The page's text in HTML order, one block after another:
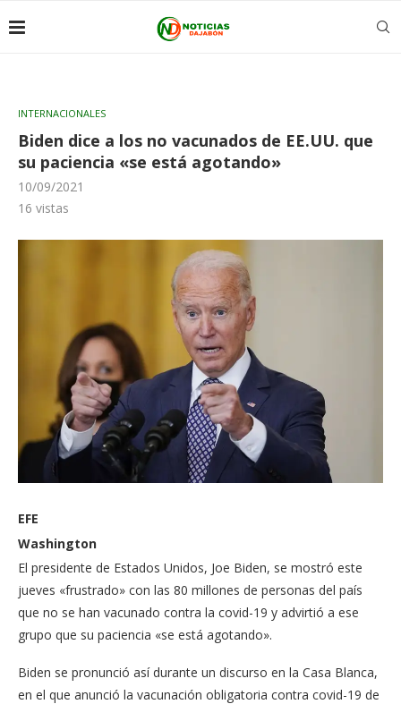
INTERNACIONALES
Biden dice a los no vacunados de EE.UU. que
su paciencia «se está agotando»
10/09/2021
16 vistas
EFE
Washington
El presidente de Estados Unidos, Joe Biden, se mostró este
jueves «frustrado» con las 80 millones de personas del país
que no se han vacunado contra la covid-19 y advirtió a ese
grupo que su paciencia «se está agotando».
Biden se pronunció así durante un discurso en la Casa Blanca,
en el que anunció la vacunación obligatoria contra covid-19 de